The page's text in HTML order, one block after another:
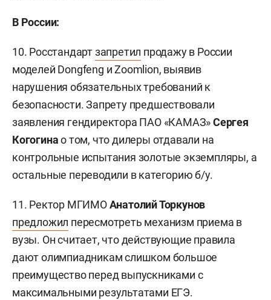
В России:
10. Росстандартзапретил продажу в России
моделей Dongfeng и Zoomlion, выявив
нарушения обязательных требований к
безопасности. Запрету предшествовали
заявления гендиректора ПАО «КАМАЗ»Сергея
Когогинао том, что дилеры отдавали на
контрольные испытания золотые экземпляры, а
остальные переводили в категорию б/у.
11. Ректор МГИМОАнатолий Торкунов
предложил пересмотреть механизм приема в
вузы. Он считает, что действующие правила
дают олимпиадникам слишком большое
преимущество перед выпускниками с
максимальными результатами ЕГЭ.